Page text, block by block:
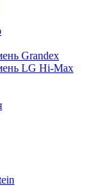
Grandex
LG Hi-Max